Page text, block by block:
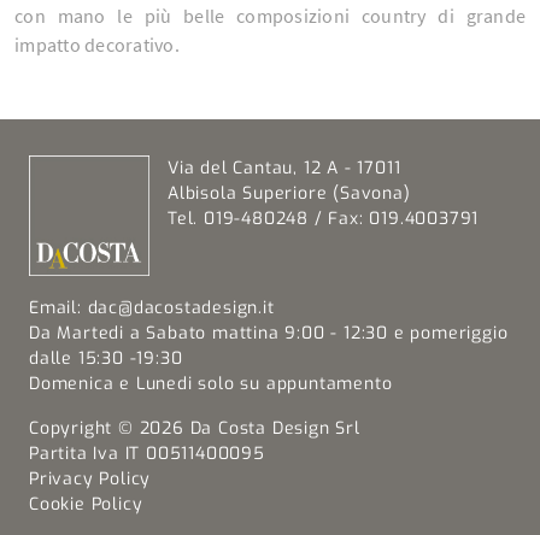
con mano le più belle composizioni country di grande
impatto decorativo.
Via del Cantau, 12 A - 17011
Albisola Superiore (Savona)
Tel. 019-480248 / Fax: 019.4003791
Email: dac@dacostadesign.it
Da Martedi a Sabato mattina 9:00 - 12:30 e pomeriggio
dalle 15:30 -19:30
Domenica e Lunedi solo su appuntamento
Copyright © 2026 Da Costa Design Srl
Partita Iva IT 00511400095
Privacy Policy
Cookie Policy